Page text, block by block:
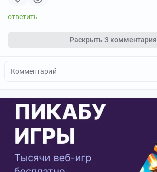
Раскрыть3 комментария